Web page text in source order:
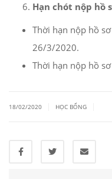
Hạn chót nộp hồ
Thời hạn nộp hồ
26/3/2020.
Thời hạn nộp hồ
18/02/2020 HỌC BỔNG